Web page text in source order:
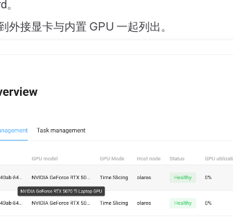
外接显卡与内置 GPU 一起列出。